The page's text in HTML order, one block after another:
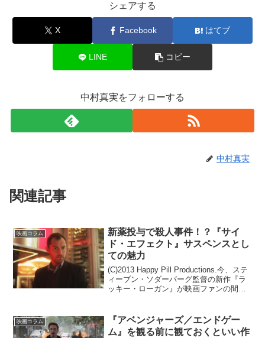
シェアする
X Facebook はてブ
LINE コピー
中村真実をフォローする
中村真実
関連記事
映画コラム
新薬投与で殺人事件！？『サイ
ド・エフェクト』サスペンスとし
ての魅力
(C)2013 Happy Pill Productions.今、ステ
ィーブン・ソダーバーグ監督の新作『ラ
ッキー・ローガン』が映画ファンの間で
な強盗ものではあります...
映画コラム
『アベンジャーズ／エンドゲー
ム』を観る前に観ておくといい作